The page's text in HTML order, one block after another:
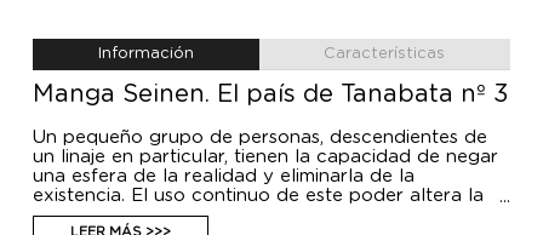
Información Características
Manga Seinen. El país de Tanabata nº 3
Un pequeño grupo de personas, descendientes de
un linaje en particular, tienen la capacidad de negar
una esfera de la realidad y eliminarla de la
existencia. El uso continuo de este poder altera la
apariencia del usuario hasta que llegan a parecerse